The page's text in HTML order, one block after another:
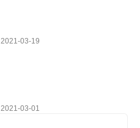
2021-03-19
2021-03-01